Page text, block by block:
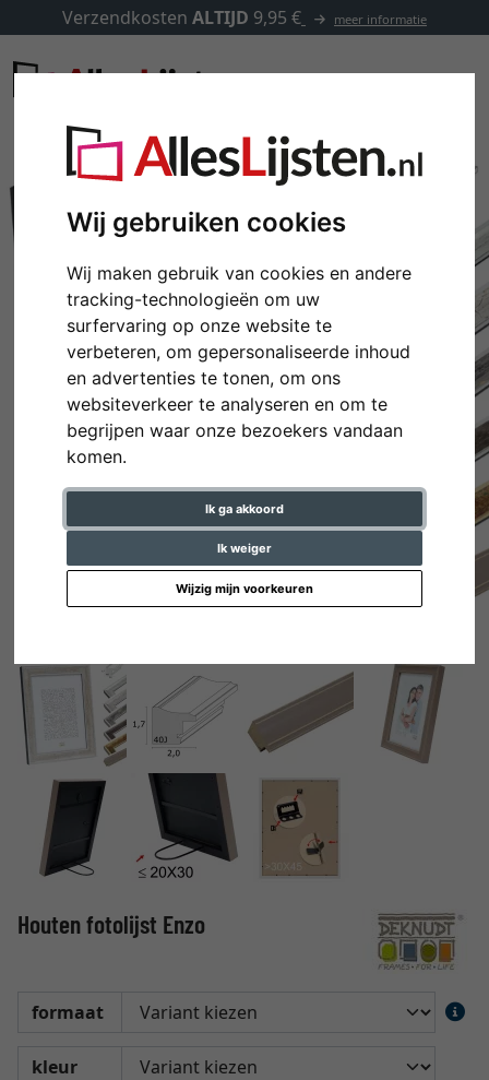
Wij gebruiken cookies
Wij maken gebruik van cookies en andere
tracking-technologieën om uw
surfervaring op onze website te
verbeteren, om gepersonaliseerde inhoud
en advertenties te tonen, om ons
websiteverkeer te analyseren en om te
begrijpen waar onze bezoekers vandaan
komen.
Ik ga akkoord
Ik weiger
Wijzig mijn voorkeuren
Verzendkosten ALTIJD 9,95 € meer informatie
Terug
Houten fotolijst Enzo
formaat
kleur